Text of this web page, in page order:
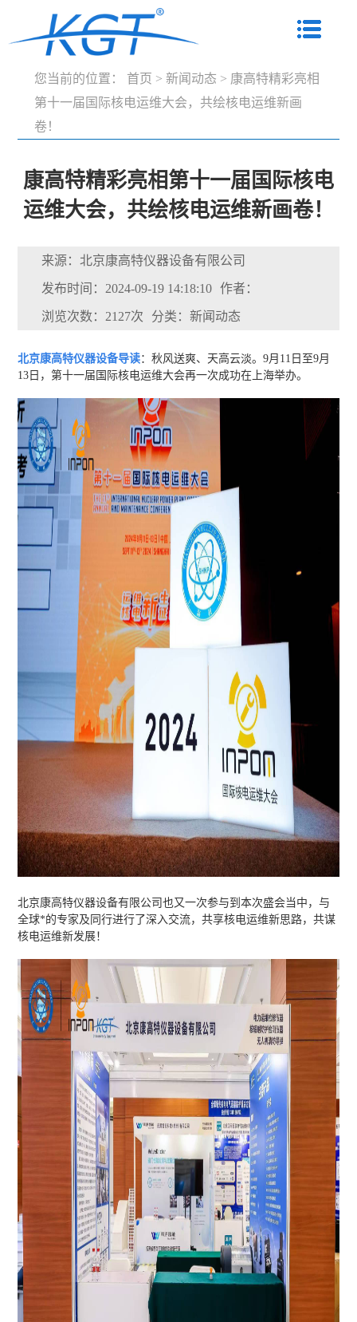
您当前的位置： 首页 > 新闻动态 > 康高特精彩亮相
第十一届国际核电运维大会，共绘核电运维新画
卷！
康高特精彩亮相第十一届国际核电
运维大会，共绘核电运维新画卷！
来源：北京康高特仪器设备有限公司
发布时间：2024-09-19 14:18:10 作者：
浏览次数：2127次 分类：新闻动态
北京康高特仪器设备导读：秋风送爽、天高云淡。9月11日至9月
13日，第十一届国际核电运维大会再一次成功在上海举办。
北京康高特仪器设备有限公司也又一次参与到本次盛会当中，与
全球*的专家及同行进行了深入交流，共享核电运维新思路，共谋
核电运维新发展！